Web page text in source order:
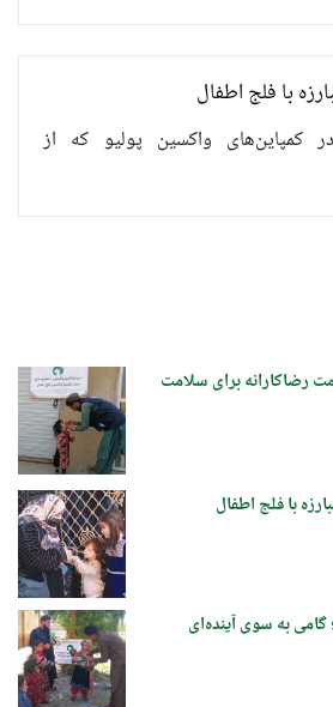
با فلج اطفال
کمپاین‌های واکسین پولیو که از
رضاکارانه برای سلامت
با فلج اطفال
به سوی آینده‌ای